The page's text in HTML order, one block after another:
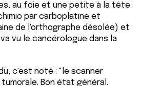
au foie et une petite à la tête.
par carboplatine et
de l'orthographe désolée) et
vu le cancérologue dans la
c'est noté : "le scanner
Bon état général.